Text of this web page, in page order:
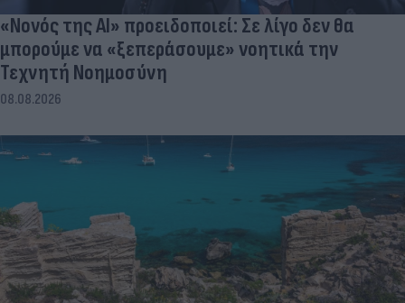
«Νονός της AI» προειδοποιεί: Σε λίγο δεν θα
μπορούμε να «ξεπεράσουμε» νοητικά την
Τεχνητή Νοημοσύνη
08.08.2026